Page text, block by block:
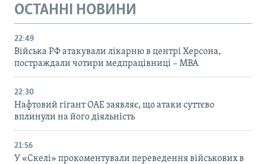
ОСТАННІ НОВИНИ
22:49
Війська РФ атакували лікарню в центрі Херсона,
постраждали чотири медпрацівниці – МВА
22:30
Нафтовий гігант ОАЕ заявляє, що атаки суттєво
вплинули на його діяльність
21:56
У «Скелі» прокоментували переведення військових в